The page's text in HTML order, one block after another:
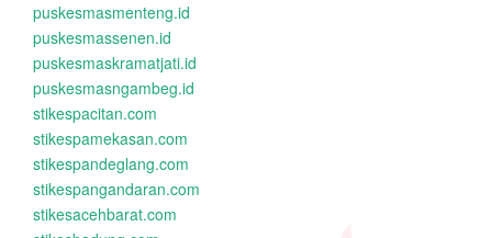
puskesmasmenteng.id
puskesmassenen.id
puskesmaskramatjati.id
puskesmasngambeg.id
stikespacitan.com
stikespamekasan.com
stikespandeglang.com
stikespangandaran.com
stikesacehbarat.com